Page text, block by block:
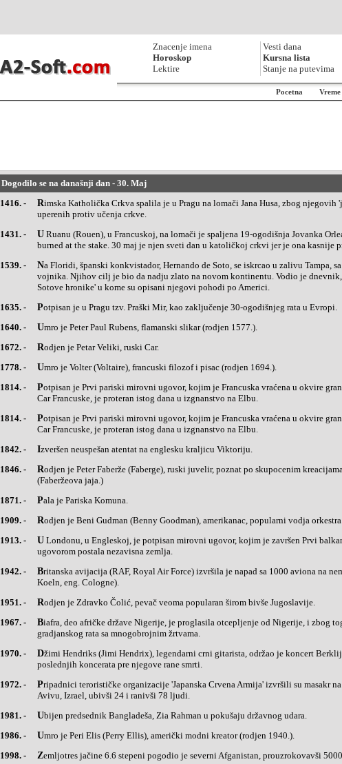
Znacenje imena
Horoskop
Lektire
Vesti dana
Kursna lista
Stanje na putevima
Pocetna Vreme
Dogodilo se na današnji dan - 30. Maj
1416. -
Rimska Katholička Crkva spalila je u Pragu na lomači Jana Husa, zbog njegovih 'jeretičkih' izjava
uperenih protiv učenja crkve.
1431. -
U Ruanu (Rouen), u Francuskoj, na lomači je spaljena 19-ogodišnja Jovanka Orleanka (Jean d' Arc) is
burned at the stake. 30 maj je njen sveti dan u katoličkoj crkvi jer je ona kasnije
1539. -
Na Floridi, španski konkvistador, Hernando de Soto, se iskrcao u zalivu Tampa, sa posadom od 600
vojnika. Njihov cilj je bio da nadju zlato na novom kontinentu. Vodio je
Sotove hronike' u kome su opisani njegovi pohodi po Americi.
1635. -
Potpisan je u Pragu tzv. Praški Mir, kao zaključenje 30-ogodišnjeg rata u Evropi.
1640. -
Umro je Peter Paul Rubens, flamanski slikar (rodjen 1577.).
1672. -
Rodjen je Petar Veliki, ruski Car.
1778. -
Umro je Volter (Voltaire), francuski filozof i pisac (rodjen 1694.).
1814. -
Potpisan je Prvi pariski mirovni ugovor, kojim je Francuska vraćena u okvire granica od 1792. Napoleon I,
Car Francuske, je proteran istog dana u izgnanstvo na Elbu.
1814. -
Potpisan je Prvi pariski mirovni ugovor, kojim je Francuska vraćena u okvire granica od 1792. Napoleon I,
Car Francuske, je proteran istog dana u izgnanstvo na Elbu.
1842. -
Izveršen neuspešan atentat na englesku kraljicu Viktoriju.
1846. -
Rodjen je Peter Faberže (Faberge), ruski juvelir, poznat po skupocenim kreacijama u obliku jaja
(Faberžeova jaja.)
1871. -
Pala je Pariska Komuna.
1909. -
Rodjen je Beni Gudman (Benny Goodman), amerikanac, popularni vodja
1913. -
U Londonu, u Engleskoj, je potpisan mirovni ugovor, kojim je završen Prvi balkanski rat. Albanija je tim
ugovorom postala nezavisna zemlja.
1942. -
Britanska avijacija (RAF, Royal Air Force) izvršila je napad sa 1000 aviona na nemački grad Keln (nem.
Koeln, eng. Cologne).
1951. -
Rodjen je Zdravko Čolić, pevač veoma popularan širom bivše Jugoslavije.
1967. -
Biafra, deo afričke države Nigerije, je proglasila otcepljenje od Nigerije, i zbog toga je došlo do
gradjanskog rata sa mnogobrojnim žrtvama.
1970. -
Džimi Hendriks (Jimi Hendrix), legendarni crni gitarista, održao je koncert Berkliju, u Kaliforniji, jedan od
poslednjih koncerata pre njegove rane smrti.
1972. -
Pripadnici terorističke organizacije 'Japanska Crvena Armija' izvršili su masakr na aerorodromu Lod, u Tel
Avivu, Izrael, ubivši 24 i ranivši 78 ljudi.
1981. -
Ubijen predsednik Bangladeša, Zia Rahman u pokušaju državnog udara.
1986. -
Umro je Peri Elis (Perry Ellis), američki modni kreator (rodjen 1940.).
1998. -
Zemljotres jačine 6.6 stepeni pogodio je severni Afganistan, prouzrokovavši